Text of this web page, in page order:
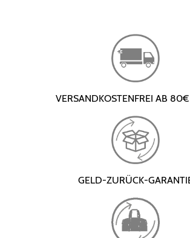
VERSANDKOSTENFREI AB
GELD-ZURÜCK-